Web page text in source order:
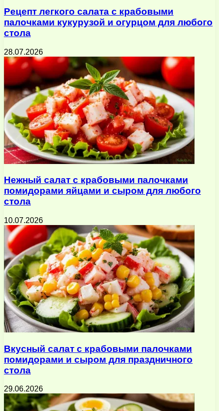
Рецепт легкого салата с крабовыми
палочками кукурузой и огурцом для любого
стола
28.07.2026
Нежный салат с крабовыми палочками
помидорами яйцами и сыром для любого
стола
10.07.2026
Вкусный салат с крабовыми палочками
помидорами и сыром для праздничного
стола
29.06.2026